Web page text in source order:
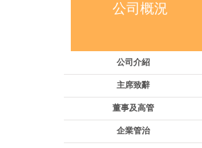
公司概況
公司介紹
主席致辭
董事及高管
企業管治